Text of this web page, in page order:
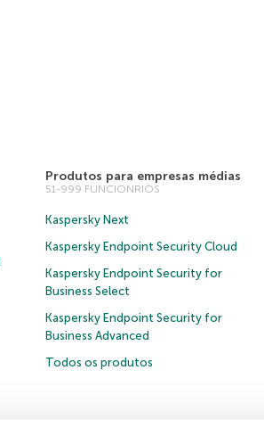
Produtos para empresas médias
51-999 FUNCIONRIOS
Kaspersky Next
Kaspersky Endpoint Security Cloud
Kaspersky Endpoint Security for
Business Select
Kaspersky Endpoint Security for
Business Advanced
Todos os produtos